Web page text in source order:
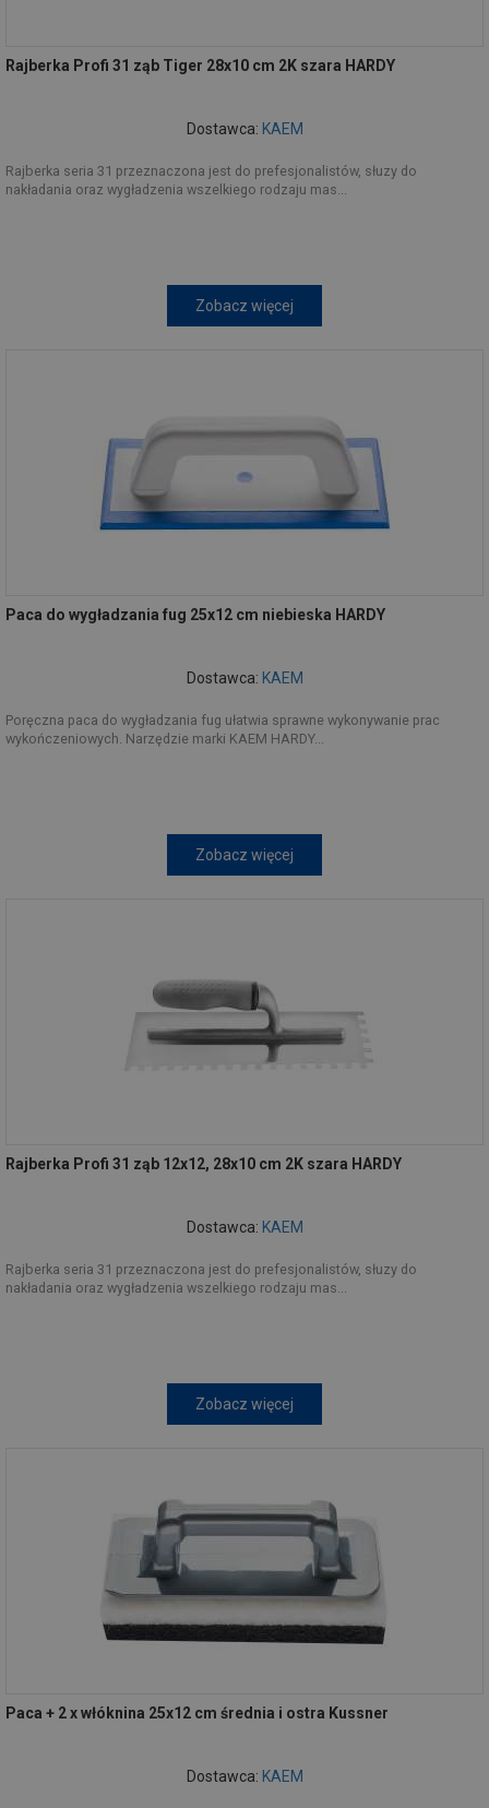
Rajberka Profi 31 ząb Tiger 28x10 cm 2K szara HARDY
Dostawca: KAEM
Rajberka seria 31 przeznaczona jest do prefesjonalistów, słuzy do
nakładania oraz wygładzenia wszelkiego rodzaju mas...
Zobacz więcej
Paca do wygładzania fug 25x12 cm niebieska HARDY
Dostawca: KAEM
Poręczna paca do wygładzania fug ułatwia sprawne wykonywanie prac
wykończeniowych. Narzędzie marki KAEM HARDY...
Zobacz więcej
Rajberka Profi 31 ząb 12x12, 28x10 cm 2K szara HARDY
Dostawca: KAEM
Rajberka seria 31 przeznaczona jest do prefesjonalistów, słuzy do
nakładania oraz wygładzenia wszelkiego rodzaju mas...
Zobacz więcej
Paca + 2 x włóknina 25x12 cm średnia i ostra Kussner
Dostawca: KAEM